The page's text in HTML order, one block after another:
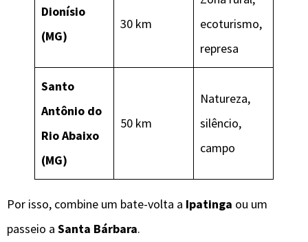
Dionísio
(MG)
30 km
ecoturismo,
represa
Santo
Antônio do
Rio Abaixo
(MG)
50 km
Natureza,
silêncio,
campo
Por isso, combine um bate-volta a Ipatinga ou um
passeio a Santa Bárbara.